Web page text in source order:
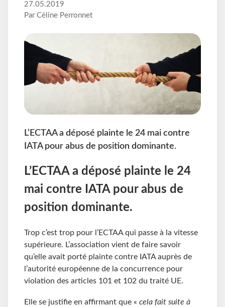
27.05.2019
Par Céline Perronnet
L’ECTAA a déposé plainte le 24 mai contre
IATA pour abus de position dominante.
L’ECTAA a déposé plainte le 24
mai contre IATA pour abus de
position dominante.
Trop c’est trop pour l’ECTAA qui passe à la vitesse
supérieure. L’association vient de faire savoir
qu’elle avait porté plainte contre IATA auprès de
l’autorité européenne de la concurrence pour
violation des articles 101 et 102 du traité UE.
Elle se justifie en affirmant que « cela fait suite à